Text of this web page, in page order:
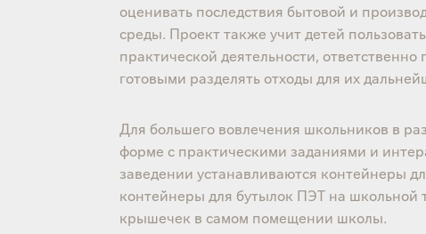
оценивать последствия бытовой и
среды. Проект также учит детей
практической деятельности,
готовыми разделять отходы для их
Для большего вовлечения школьников в
форме с практическими заданиями и
заведении устанавливаются контейнеры
контейнеры для бутылок ПЭТ на школьной
крышечек в самом помещении школы.